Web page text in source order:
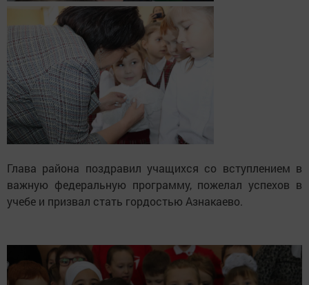
Глава района поздравил учащихся со вступлением в
важную федеральную программу, пожелал успехов в
учебе и призвал стать гордостью Азнакаево.